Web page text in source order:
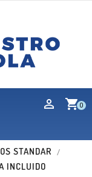
shopping_cart0
STANDAR
INCLUIDO